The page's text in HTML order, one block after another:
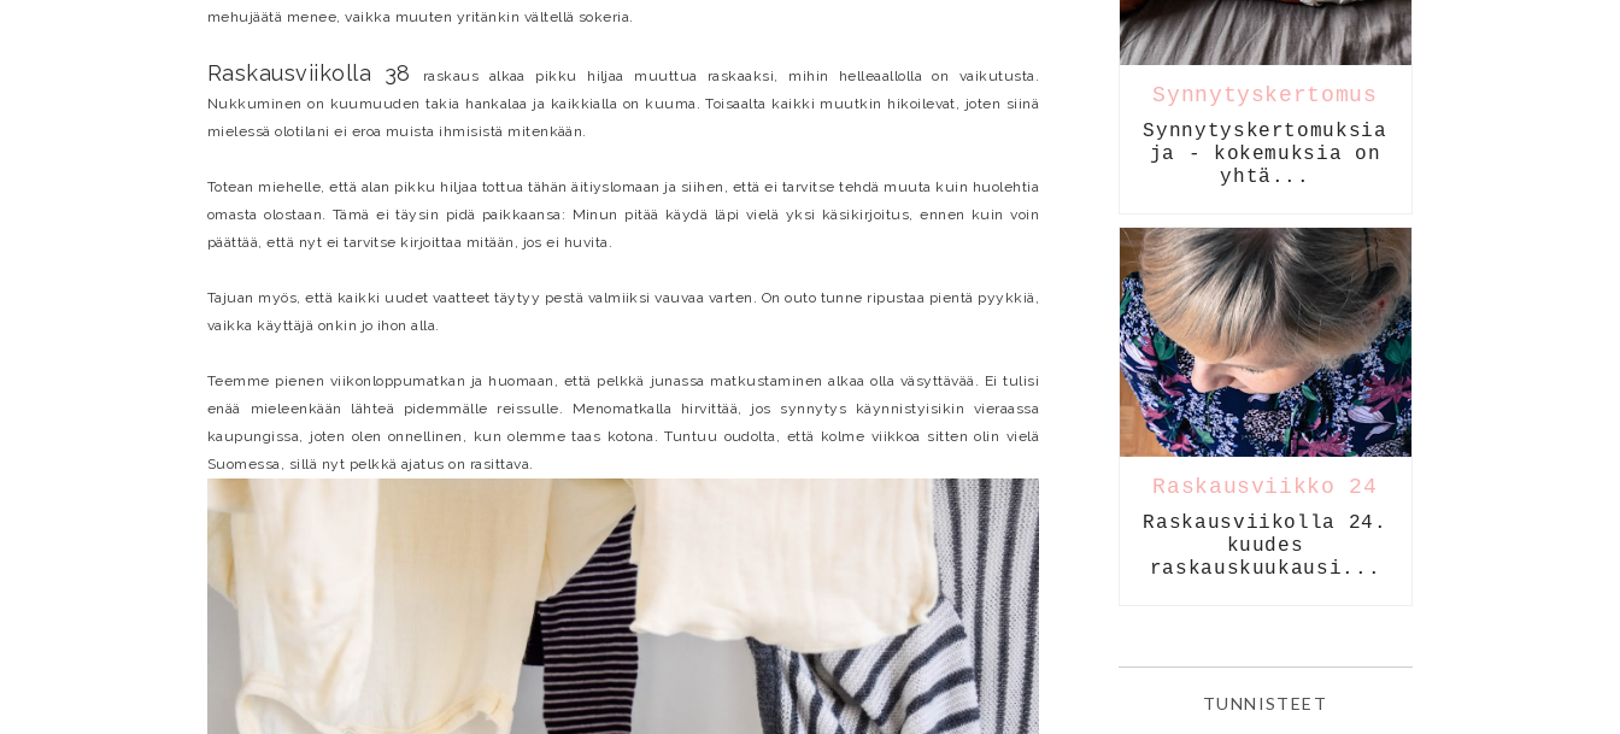
mehujäätä menee, vaikka muuten yritänkin vältellä sokeria.
Raskausviikolla 38
raskaus alkaa pikku hiljaa muuttua raskaaksi, mihin helleaallolla on vaikutusta.
Nukkuminen on kuumuuden takia hankalaa ja kaikkialla on kuuma. Toisaalta kaikki muutkin hikoilevat, joten siinä
mielessä olotilani ei eroa muista ihmisistä mitenkään.
Totean miehelle, että alan pikku hiljaa tottua tähän äitiyslomaan ja siihen, että ei tarvitse tehdä muuta kuin huolehtia
omasta olostaan. Tämä ei täysin pidä paikkaansa: Minun pitää käydä läpi vielä yksi käsikirjoitus, ennen kuin voin
päättää, että nyt ei tarvitse kirjoittaa mitään, jos ei huvita.
Tajuan myös, että kaikki uudet vaatteet täytyy pestä valmiiksi vauvaa varten. On outo tunne ripustaa pientä pyykkiä,
vaikka käyttäjä onkin jo ihon alla.
Teemme pienen viikonloppumatkan ja huomaan, että pelkkä junassa matkustaminen alkaa olla väsyttävää. Ei tulisi
enää mieleenkään lähteä pidemmälle reissulle. Menomatkalla hirvittää, jos synnytys käynnistyisikin vieraassa
kaupungissa, joten olen onnellinen, kun olemme taas kotona. Tuntuu oudolta, että kolme viikkoa sitten olin vielä
Suomessa, sillä nyt pelkkä ajatus on rasittava.
Synnytyskertomus
Synnytyskertomuksia
ja - kokemuksia on
yhtä...
Raskausviikko 24
Raskausviikolla 24.
kuudes
raskauskuukausi...
TUNNISTEET